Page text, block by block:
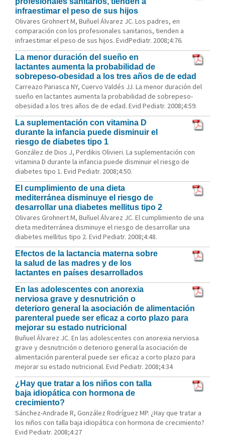
infraestimar el peso de sus hijos
Olivares Grohnert M, Buñuel Álvarez JC. Los padres, en
comparación con los profesionales sanitarios, tienden a
infraestimar el peso de sus hijos. EvidPediatr. 2008;4:76.
La menor duración del sueño en
lactantes aumenta la probabilidad de
sobrepeso-obesidad a los tres años de de edad
Carreazo Pariasca NY, Cuervo Valdés JJ. La menor duración del
sueño en lactantes aumenta la probabilidad de sobrepeso-
obesidad a los tres años de de edad. Evid Pediatr. 2008;4:59.
La suplementación con vitamina D
durante la infancia puede disminuir el
riesgo de diabetes tipo 1
González de Dios J, Perdikis Olivieri. La suplementación con
vitamina D durante la infancia puede disminuir el riesgo de
diabetes tipo 1. Evid Pediatr. 2008;4:50.
El cumplimiento de una dieta
mediterránea disminuye el riesgo de
desarrollar una diabetes mellitus tipo 2
Olivares Grohnert M, Buñuel Álvarez JC. El cumplimiento de una
dieta mediterránea disminuye el riesgo de desarrollar una
diabetes mellitus tipo 2. Evid Pediatr. 2008;4:48.
Efectos de la lactancia materna sobre
la salud de las madres y de los
lactantes en países desarrollados
En las adolescentes con anorexia
nerviosa grave y desnutrición o
deterioro general la asociación de alimentación
parenteral puede ser eficaz a corto plazo para
mejorar su estado nutricional
Buñuel Álvarez JC. En las adolescentes con anorexia nerviosa
grave y desnutrición o deterioro general la asociación de
alimentación parenteral puede ser eficaz a corto plazo para
mejorar su estado nutricional. Evid Pediatr. 2008;4:34
¿Hay que tratar a los niños con talla
baja idiopática con hormona de
crecimiento?
Sánchez-Andrade R, González Rodríguez MP. ¿Hay que tratar a
los niños con talla baja idiopática con hormona de crecimiento?
Evid Pediatr. 2008;4:27